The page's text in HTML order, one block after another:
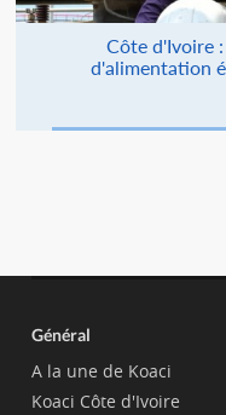
Côte d'Ivoire
d'alimentation
Général
A la une de Koaci
Koaci Côte d'Ivoire